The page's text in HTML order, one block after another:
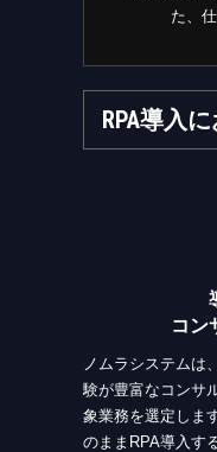
た、
RPA導入
コン
ノムラシステムは
験が豊富なコンサ
象業務を選定しま
のままRPA導入す